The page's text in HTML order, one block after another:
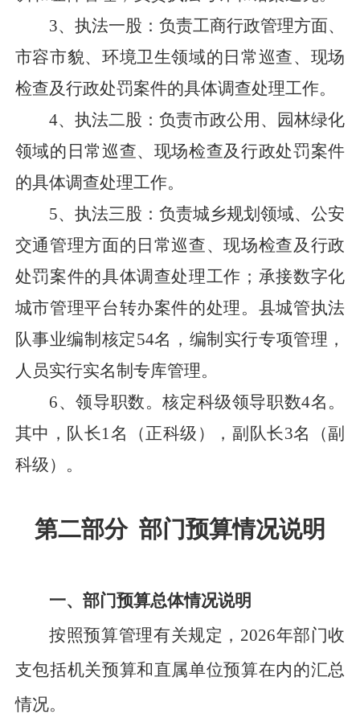
3、执法一股：负责工商行政管理方面、
市容市貌、环境卫生领域的日常巡查、现场
检查及行政处罚案件的具体调查处理工作。
4、执法二股：负责市政公用、园林绿化
领域的日常巡查、现场检查及行政处罚案件
的具体调查处理工作。
5、执法三股：负责城乡规划领域、公安
交通管理方面的日常巡查、现场检查及行政
处罚案件的具体调查处理工作；承接数字化
城市管理平台转办案件的处理。县城管执法
队事业编制核定54名 ， 编制实行专项管理，
人员实行实名制专库管理。
6、领导职数。核定科级领导职数4名。
其中，队长1名（正科级），副队长3名（副
科级）。
第二部分 部门预算情况说明
一、部门预算总体情况说明
按照预算管理有关规定， 2026年部门收
支包括机关预算和直属单位预算在内的汇总
情况。